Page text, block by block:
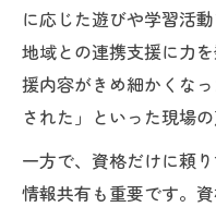
に応じた遊びや学習活
地域との連携支援に力
援内容がきめ細かくな
された」といった現場
一方で、資格だけに頼
情報共有も重要です。